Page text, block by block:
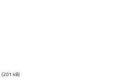
(201 kB)